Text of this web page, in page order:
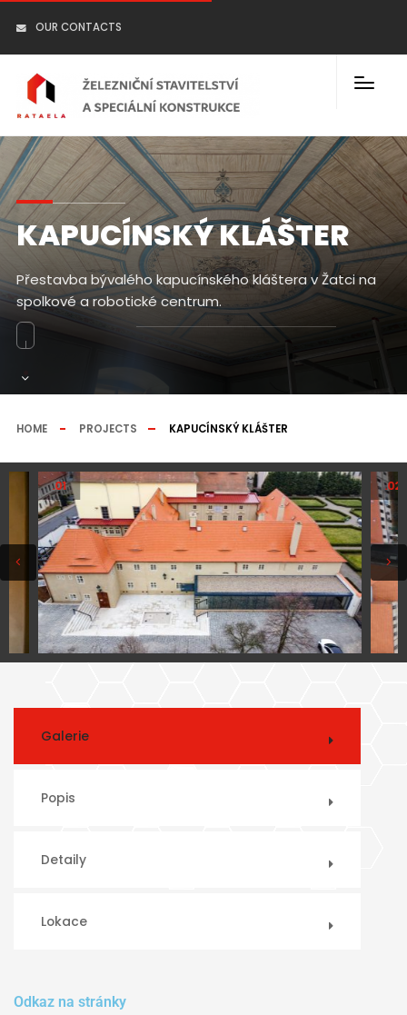
OUR CONTACTS
KAPUCÍNSKÝ KLÁŠTER
Přestavba bývalého kapucínského kláštera v Žatci na
spolkové a robotické centrum.
HOME PROJECTS KAPUCÍNSKÝ KLÁŠTER
.01 .02
Galerie
Popis
Detaily
Lokace
Odkaz na stránky